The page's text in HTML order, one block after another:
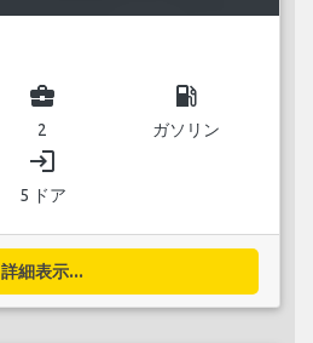
business_center
2
local_gas_station
ガソリン
login
5 ドア
詳細表示...